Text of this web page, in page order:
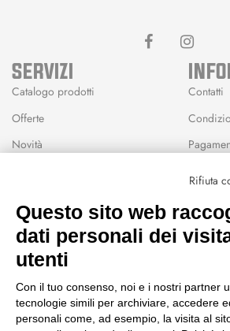
SERVIZI
Catalogo prodotti
Offerte
Novità
Wishlist
Contatti
CEP GREEN
Fanano (MO)
059 8676485
349 9202419
Rifiuta
Questo sito web
dati personali dei
utenti
Con il tuo consenso, noi e i nostri partner
tecnologie simili per archiviare, accedere
personali come, ad esempio, la visita al